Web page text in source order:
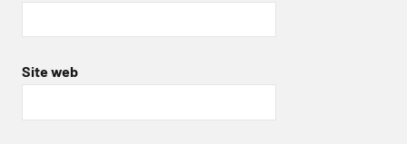
Site web